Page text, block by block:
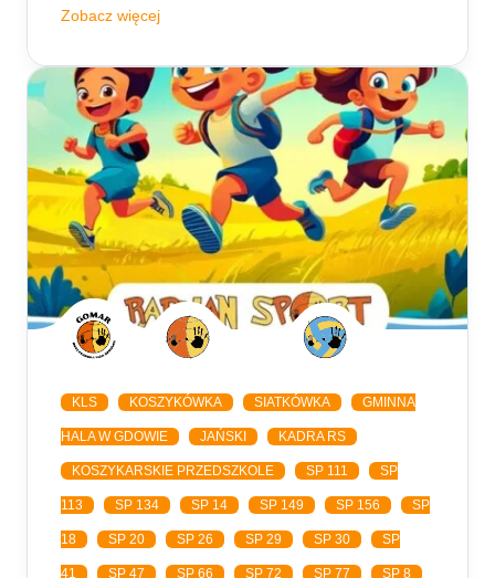
Zobacz więcej
KLS KOSZYKÓWKA SIATKÓWKA GMINNA
HALA W GDOWIE JAŃSKI KADRA RS
KOSZYKARSKIE PRZEDSZKOLE SP 111 SP
113 SP 134 SP 14 SP 149 SP 156 SP
18 SP 20 SP 26 SP 29 SP 30 SP
41 SP 47 SP 66 SP 72 SP 77 SP 8